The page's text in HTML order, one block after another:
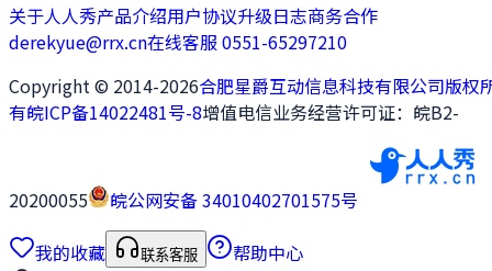
关于人人秀产品介绍用户协议升级日志商务合作
derekyue@rrx.cn在线客服 0551-65297210
Copyright © 2014-2026合肥星爵互动信息科技有限公司版权
有皖ICP备14022481号-8增值电信业务经营许可证：皖B2-
20200055
皖公网安备 34010402701575号
我的收藏
联系客服
帮助中心